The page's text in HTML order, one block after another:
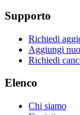
Supporto
Richiedi
Aggiungi
Richiedi
Elenco
Chi siamo